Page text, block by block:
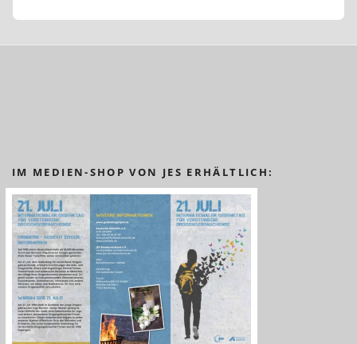
IM MEDIEN-SHOP VON JES ERHÄLTLICH: